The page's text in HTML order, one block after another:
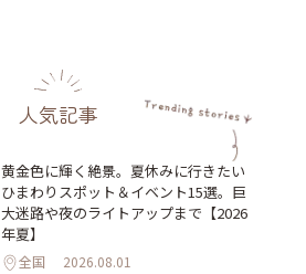
人気記事
黄金色に輝く絶景。夏休みに行きたい
ひまわりスポット＆イベント15選。巨
大迷路や夜のライトアップまで【2026
年夏】
全国 2026.08.01